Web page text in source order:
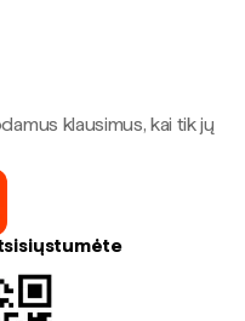
klausimus, kai tik jų